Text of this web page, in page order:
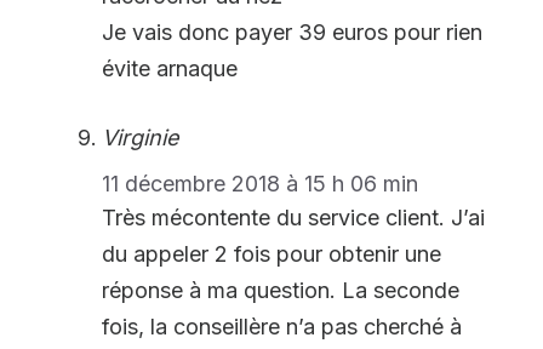
Je vais donc payer 39 euros pour rien
évite arnaque
Virginie
11 décembre 2018 à 15 h 06 min
Très mécontente du service client. J’ai
du appeler 2 fois pour obtenir une
réponse à ma question. La seconde
fois, la conseillère n’a pas cherché à